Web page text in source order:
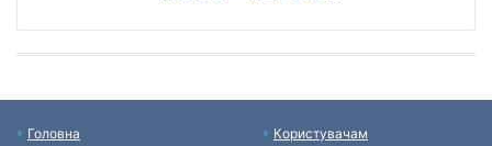
Головна
Користувачам